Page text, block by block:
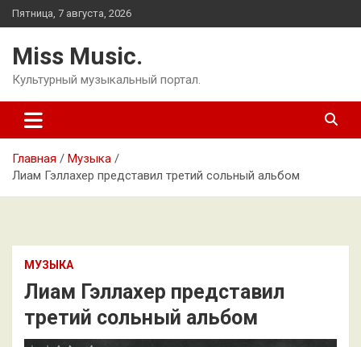
Перейти
к
Пятница, 7 августа, 2026
Miss Music.
Культурный музыкальный портал.
Главная
Музыка
Лиам Гэллахер представил третий сольный альбом
МУЗЫКА
Лиам Гэллахер представил
третий сольный альбом